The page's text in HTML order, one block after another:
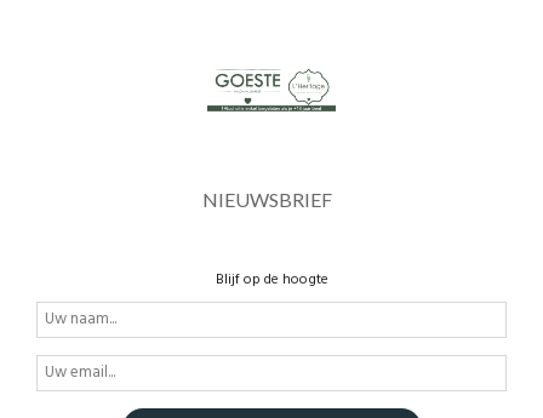
NIEUWSBRIEF
Blijf op de hoogte